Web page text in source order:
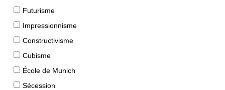
Futurisme
Impressionnisme
Constructivisme
Cubisme
École de Munich
Sécession